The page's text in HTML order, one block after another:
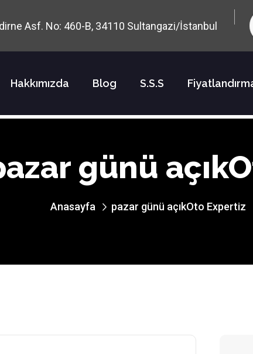
Asf. No: 460-B, 34110 Sultangazi/İstanbul
Hakkımızda Blog S.S.S
günü
Anasayfa pazar günü açıkOto Expertiz